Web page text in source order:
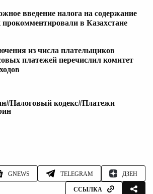
введение налога на содержание
прокомментировали в Казахстане
из числа плательщиков
платежей перечислил комитет
#Налоговый кодекс#Платежи
GNEWS TELEGRAM ДЗЕН
ССЫЛКА